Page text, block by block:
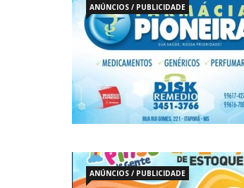
ANÚNCIOS / PUBLICIDADE
ANÚNCIOS / PUBLICIDADE